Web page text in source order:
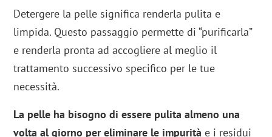
Detergere la pelle significa renderla pulita e
limpida. Questo passaggio permette di “purificarla”
e renderla pronta ad accogliere al meglio il
trattamento successivo specifico per le tue
necessità.
La pelle ha bisogno di essere pulita almeno una
volta al giorno per eliminare le impurità e i residui